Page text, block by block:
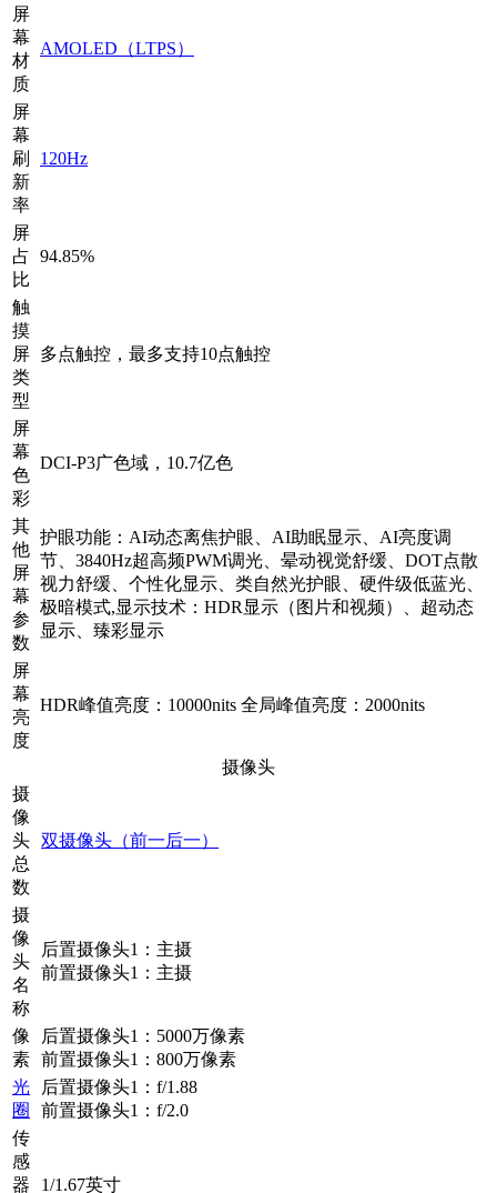
屏
幕
材
质
AMOLED（LTPS）
屏
幕
刷
新
率
120Hz
屏
占
比
94.85%
触
摸
屏
类
型
多点触控，最多支持10点触控
屏
幕
色
彩
DCI-P3广色域，10.7亿色
其
他
屏
幕
参
数
护眼功能：AI动态离焦护眼、AI助眠显示、AI亮度调
节、3840Hz超高频PWM调光、晕动视觉舒缓、DOT点散
视力舒缓、个性化显示、类自然光护眼、硬件级低蓝光、
极暗模式,显示技术：HDR显示（图片和视频）、超动态
显示、臻彩显示
屏
幕
亮
度
HDR峰值亮度：10000nits 全局峰值亮度：2000nits
摄像头
摄
像
头
总
数
双摄像头（前一后一）
摄
像
头
名
称
后置摄像头1：主摄
前置摄像头1：主摄
像
素
后置摄像头1：5000万像素
前置摄像头1：800万像素
光
圈
后置摄像头1：f/1.88
前置摄像头1：f/2.0
传
感
器
1/1.67英寸